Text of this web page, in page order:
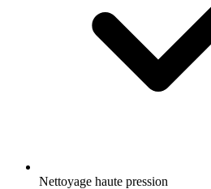
Nettoyage haute pression